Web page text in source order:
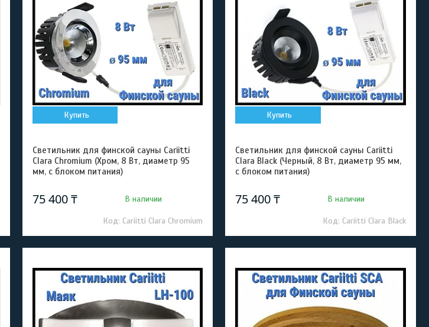
Купить
Светильник для финской сауны Cariitti
Clara Chromium (Хром, 8 Вт, диаметр 95
мм, с блоком питания)
75 400 ₸ В наличии
Cariitti Clara Chromium
Купить
Светильник для финской сауны Cariitti
Clara Black (Черный, 8 Вт, диаметр 95 мм,
с блоком питания)
75 400 ₸ В наличии
Cariitti Clara Black